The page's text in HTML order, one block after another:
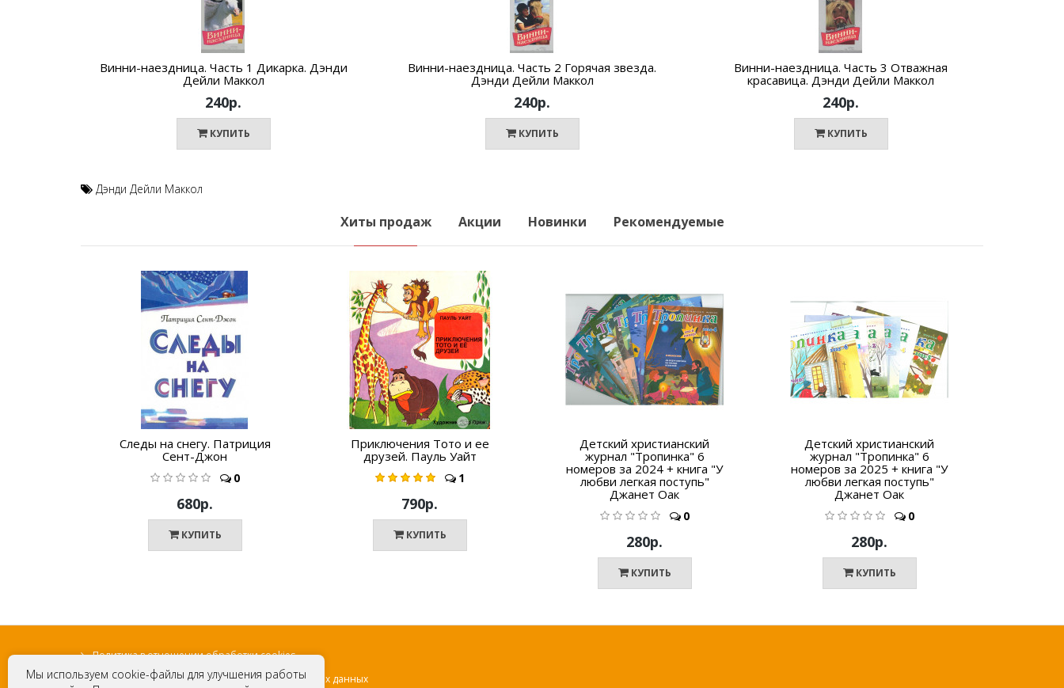
Мы используем cookie-файлы для улучшения работы
Винни-наездница. Часть 1 Дикарка. Дэнди
Дейли Маккол
240р.
КУПИТЬ
Винни-наездница. Часть 2 Горячая звезда.
Дэнди Дейли Маккол
240р.
КУПИТЬ
Винни-наездница. Часть 3 Отважная
красавица. Дэнди Дейли Маккол
240р.
КУПИТЬ
Дэнди Дейли Маккол
Хиты продаж Акции Новинки Рекомендуемые
Следы на снегу. Патриция
Сент-Джон
0
680р.
КУПИТЬ
Приключения Тото и ее
друзей. Пауль Уайт
1
790р.
КУПИТЬ
Детский христианский
журнал "Тропинка" 6
номеров за 2024 + книга "У
любви легкая поступь"
Джанет Оак
0
280р.
КУПИТЬ
Детский христианский
журнал "Тропинка" 6
номеров за 2025 + книга "У
любви легкая поступь"
Джанет Оак
0
280р.
КУПИТЬ
Политика в отношении обработки cookies
Политика в отношении обработки персональных данных